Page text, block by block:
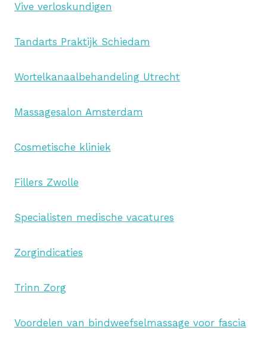
Vive verloskundigen
Tandarts Praktijk Schiedam
Wortelkanaalbehandeling Utrecht
Massagesalon Amsterdam
Cosmetische kliniek
Fillers Zwolle
Specialisten medische vacatures
Zorgindicaties
Trinn Zorg
Voordelen van bindweefselmassage voor fascia